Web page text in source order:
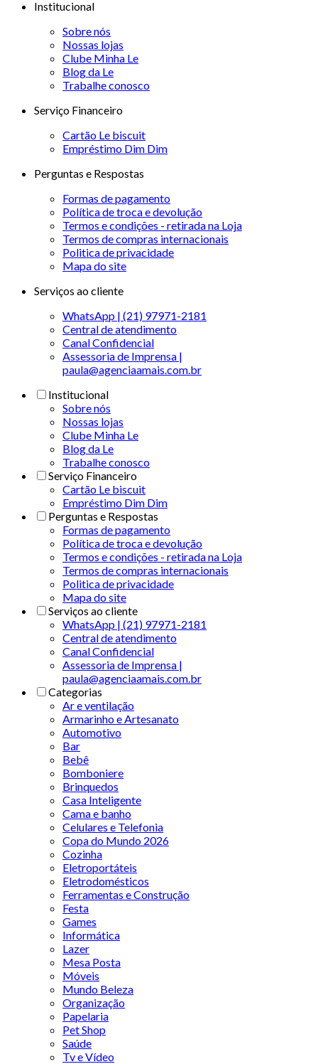
Institucional
Sobre nós
Nossas lojas
Clube Minha Le
Blog da Le
Trabalhe conosco
Serviço Financeiro
Cartão Le biscuit
Empréstimo Dim Dim
Perguntas e Respostas
Formas de pagamento
Política de troca e devolução
Termos e condições - retirada na Loja
Termos de compras internacionais
Politica de privacidade
Mapa do site
Serviços ao cliente
WhatsApp | (21) 97971-2181
Central de atendimento
Canal Confidencial
Assessoria de Imprensa |
paula@agenciaamais.com.br
Institucional
Sobre nós
Nossas lojas
Clube Minha Le
Blog da Le
Trabalhe conosco
Serviço Financeiro
Cartão Le biscuit
Empréstimo Dim Dim
Perguntas e Respostas
Formas de pagamento
Política de troca e devolução
Termos e condições - retirada na Loja
Termos de compras internacionais
Politica de privacidade
Mapa do site
Serviços ao cliente
WhatsApp | (21) 97971-2181
Central de atendimento
Canal Confidencial
Assessoria de Imprensa |
paula@agenciaamais.com.br
Categorias
Ar e ventilação
Armarinho e Artesanato
Automotivo
Bar
Bebê
Bomboniere
Brinquedos
Casa Inteligente
Cama e banho
Celulares e Telefonia
Copa do Mundo 2026
Cozinha
Eletroportáteis
Eletrodomésticos
Ferramentas e Construção
Festa
Games
Informática
Lazer
Mesa Posta
Móveis
Mundo Beleza
Organização
Papelaria
Pet Shop
Saúde
Tv e Vídeo